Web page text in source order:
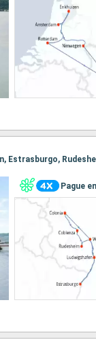
Estrasburgo,
Pague